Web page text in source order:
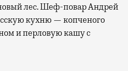
лес. Шеф-повар Андрей
кухню — копченого
и перловую кашу с